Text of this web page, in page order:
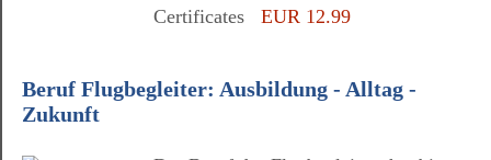
Certificates EUR 12.99
Beruf Flugbegleiter: Ausbildung - Alltag -
Zukunft